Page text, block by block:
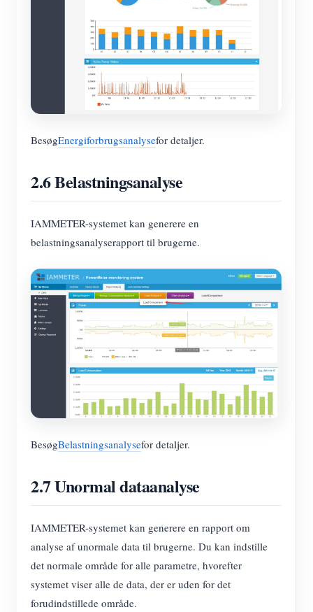
BesøgEnergiforbrugsanalysefor detaljer.
2.6 Belastningsanalyse
IAMMETER-systemet kan generere en
belastningsanalyserapport til brugerne.
BesøgBelastningsanalysefor detaljer.
2.7 Unormal dataanalyse
IAMMETER-systemet kan generere en rapport om
analyse af unormale data til brugerne. Du kan indstille
det normale område for alle parametre, hvorefter
systemet viser alle de data, der er uden for det
forudindstillede område.